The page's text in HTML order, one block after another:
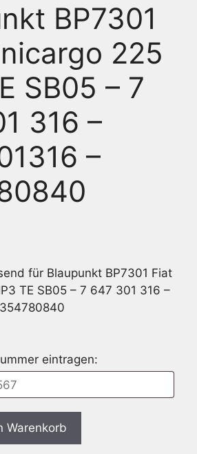
BP7301
225
SB05 – 7
316 –
–
für Blaupunkt BP7301 Fiat
TE SB05 – 7 647 301 316 –
eintragen:
Warenkorb